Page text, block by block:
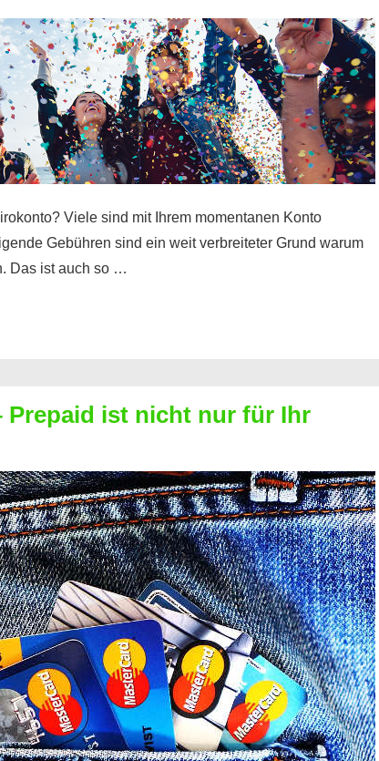
Viele sind mit Ihrem momentanen Konto
Gebühren sind ein weit verbreiteter Grund warum
Das ist auch so …
Prepaid ist nicht nur für Ihr